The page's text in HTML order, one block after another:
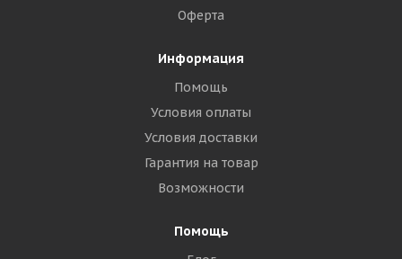
Оферта
Информация
Помощь
Условия оплаты
Условия доставки
Гарантия на товар
Возможности
Помощь